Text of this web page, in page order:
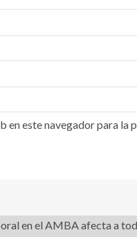
este navegador para la